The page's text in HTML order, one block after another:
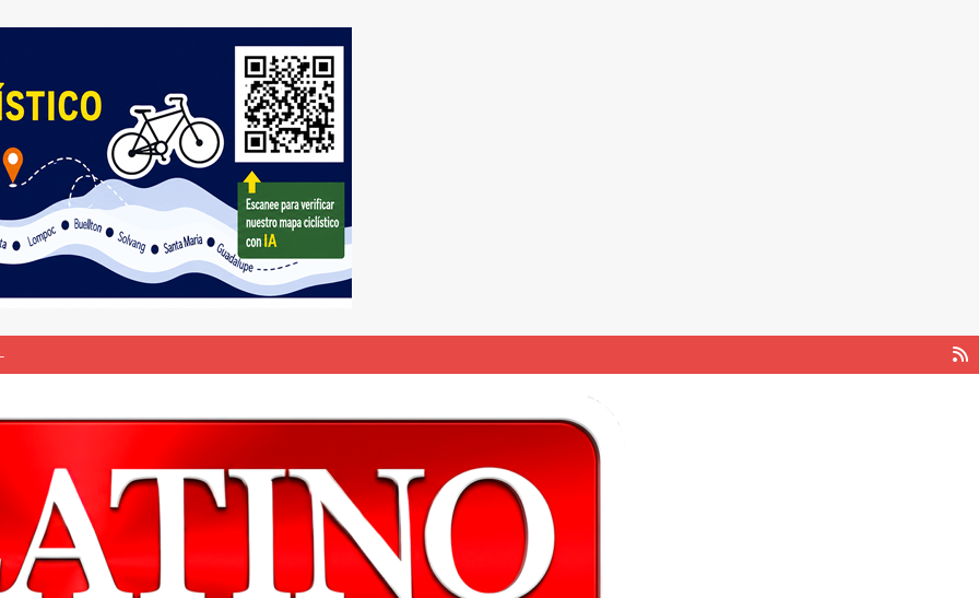
1 – Colombia 1
a ley de Texas que permite a la policía detener a migrantes
la mayor nevada en lo que va del año en California NACIONALES